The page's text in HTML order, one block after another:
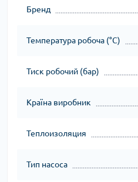
Бренд
Температура робоча (°C)
Тиск робочий (бар)
Країна виробник
Теплоизоляция
Тип насоса